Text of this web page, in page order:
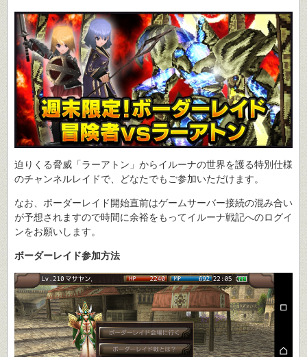
迫りくる脅威「ラーアトン」からイルーナの世界を護る特別仕様
のチャンネルレイドで、どなたでもご参加いただけます。
なお、ボーダーレイド開始直前はゲームサーバー接続の混み合い
が予想されますので時間に余裕をもってイルーナ戦記へのログイ
ンをお願いします。
ボーダーレイド参加方法